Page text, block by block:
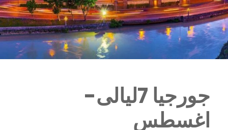
جورجيا 7ليالى-
اغسطس